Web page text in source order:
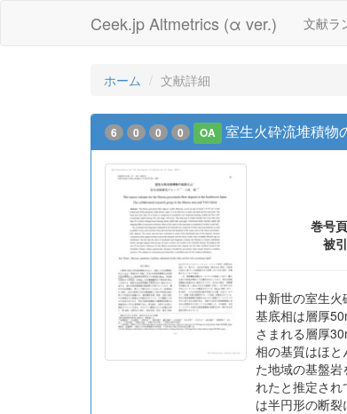
Ceek.jp Altmetrics (α ver.) 文献ラ
ホーム 文献詳細
6 0 0 0 OA 室生火砕流堆積物
巻号
被
中新世の室生
基底相は層厚
さまれる層厚
相の基質はほ
た地域の基盤
れたと推定さ
は半円形の断